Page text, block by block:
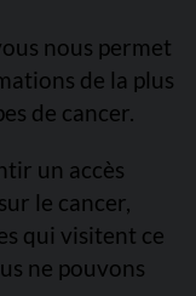
nous permet
de la plus
de cancer.
un accès
le cancer,
qui visitent ce
ne pouvons